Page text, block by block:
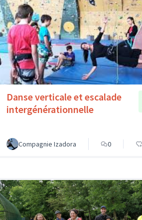
Danse verticale et escalade
intergénérationnelle
Compagnie Izadora 0